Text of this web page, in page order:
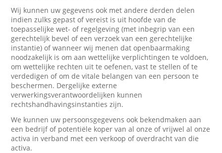
Wij kunnen uw gegevens ook met andere derden delen
indien zulks gepast of vereist is uit hoofde van de
toepasselijke wet- of regelgeving (met inbegrip van een
gerechtelijk bevel of een verzoek van een gerechtelijke
instantie) of wanneer wij menen dat openbaarmaking
noodzakelijk is om aan wettelijke verplichtingen te voldoen,
om wettelijke rechten uit te oefenen, vast te stellen of te
verdedigen of om de vitale belangen van een persoon te
beschermen. Dergelijke externe
verwerkingsverantwoordelijken kunnen
rechtshandhavingsinstanties zijn.
We kunnen uw persoonsgegevens ook bekendmaken aan
een bedrijf of potentiële koper van al onze of vrijwel al onze
activa in verband met een verkoop of overdracht van die
activa.